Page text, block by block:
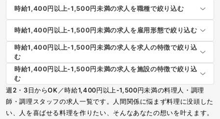
時給1,400円以上-1,500円未満の求人を職種で絞り込む
時給1,400円以上-1,500円未満の求人を雇用形態で絞り込む
時給1,400円以上-1,500円未満の求人を求人の特徴で絞り込
む
時給1,400円以上-1,500円未満の求人を施設の特徴で絞り込
む
週2・3日からOK／時給1,400円以上-1,500円未満の料理人・調理
師・調理スタッフの求人一覧です。人間関係に悩まず料理に没頭した
い、人を喜ばせる料理を作りたい、そんなあなたの想いを叶えます。